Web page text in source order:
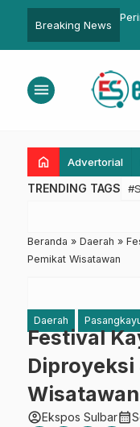
Breaking News
Gelar Kegiatan
menu
home Advertorial
TRENDING TAGS
Beranda » Daerah »
Pemikat Wisatawan
Daerah
Festival
Wisatawan
account_circleEkspos Sulbarcalendar_month